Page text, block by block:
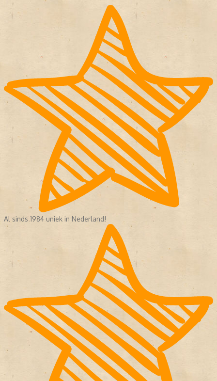
Al sinds 1984 uniek in Nederland!